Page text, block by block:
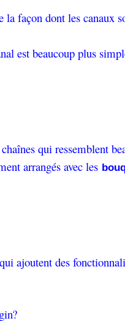
la façon dont les canaux
est beaucoup plus
qui ressemblent
arrangés avec les
ajoutent des